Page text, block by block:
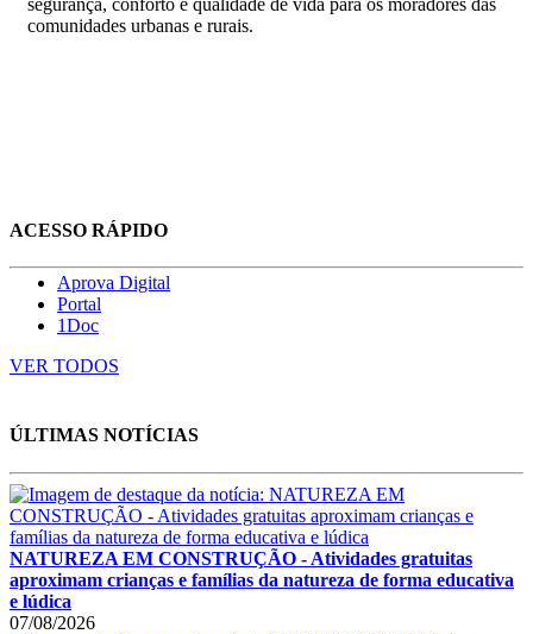
comunidades urbanas e rurais.
ACESSO RÁPIDO
Aprova Digital
Portal
1Doc
VER TODOS
ÚLTIMAS NOTÍCIAS
NATUREZA EM CONSTRUÇÃO - Atividades gratuitas
aproximam crianças e famílias da natureza de forma educativa
e lúdica
07/08/2026